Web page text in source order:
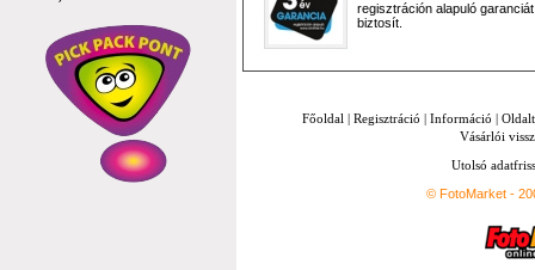
regisztráción alapuló garanciát
biztosít.
Főoldal | Regisztráció | Információ |
Vásárlói
Utolsó
© FotoMarket -